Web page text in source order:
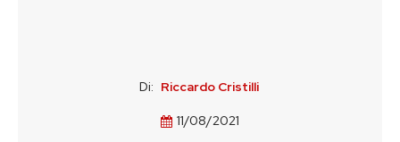
Di: Riccardo Cristilli
11/08/2021